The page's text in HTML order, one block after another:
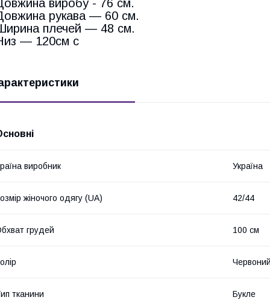
виробу - 76 см.
рукава — 60 см.
плечей — 48 см.
— 120см с
виробник Україна
жіночого одягу (UA) 42/44
грудей 100 см
Червоний
тканини Букле